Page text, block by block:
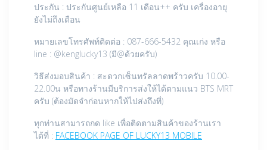
ประกัน : ประกันศูนย์เหลือ 11 เดือน++ ครับ เครื่องอายุ
ยังไม่ถึงเดือน
หมายเลขโทรศัพท์ติดต่อ : 087-666-5432 คุณเก่ง หรือ
line : @kenglucky13 (มี@ด้วยครับ)
วิธีส่งมอบสินค้า : สะดวกเซ็นทรัลลาดพร้าวครับ 10.00-
22.00น หรือทางร้านมีบริการส่งให้ได้ตามแนว BTS MRT
ครับ (ต้องมัดจำก่อนหากให้ไปส่งถึงที่)
ทุกท่านสามารถกด like เพื่อติดตามสินค้าของร้านเรา
ได้ที่ : FACEBOOK PAGE OF LUCKY13 MOBILE